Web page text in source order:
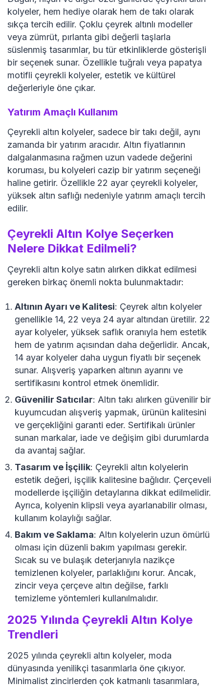
kolyeler, hem hediye olarak hem de takı olarak
sıkça tercih edilir. Çoklu çeyrek altınlı modeller
veya zümrüt, pırlanta gibi değerli taşlarla
süslenmiş tasarımlar, bu tür etkinliklerde gösterişli
bir seçenek sunar. Özellikle tuğralı veya papatya
motifli çeyrekli kolyeler, estetik ve kültürel
değerleriyle öne çıkar.
Yatırım Amaçlı Kullanım
Çeyrekli altın kolyeler, sadece bir takı değil, aynı
zamanda bir yatırım aracıdır. Altın fiyatlarının
dalgalanmasına rağmen uzun vadede değerini
koruması, bu kolyeleri cazip bir yatırım seçeneği
haline getirir. Özellikle 22 ayar çeyrekli kolyeler,
yüksek altın saflığı nedeniyle yatırım amaçlı tercih
edilir.
Çeyrekli Altın Kolye Seçerken
Nelere Dikkat Edilmeli?
Çeyrekli altın kolye satın alırken dikkat edilmesi
gereken birkaç önemli nokta bulunmaktadır:
Altının Ayarı ve Kalitesi: Çeyrek altın kolyeler
genellikle 14, 22 veya 24 ayar altından üretilir. 22
ayar kolyeler, yüksek saflık oranıyla hem estetik
hem de yatırım açısından daha değerlidir. Ancak,
14 ayar kolyeler daha uygun fiyatlı bir seçenek
sunar. Alışveriş yaparken altının ayarını ve
sertifikasını kontrol etmek önemlidir.
Güvenilir Satıcılar: Altın takı alırken güvenilir bir
kuyumcudan alışveriş yapmak, ürünün kalitesini
ve gerçekliğini garanti eder. Sertifikalı ürünler
sunan markalar, iade ve değişim gibi durumlarda
da avantaj sağlar.
Tasarım ve İşçilik: Çeyrekli altın kolyelerin
estetik değeri, işçilik kalitesine bağlıdır. Çerçeveli
modellerde işçiliğin detaylarına dikkat edilmelidir.
Ayrıca, kolyenin klipsli veya ayarlanabilir olması,
kullanım kolaylığı sağlar.
Bakım ve Saklama: Altın kolyelerin uzun ömürlü
olması için düzenli bakım yapılması gerekir.
Sıcak su ve bulaşık deterjanıyla nazikçe
temizlenen kolyeler, parlaklığını korur. Ancak,
zincir veya çerçeve altın değilse, farklı
temizleme yöntemleri kullanılmalıdır.
2025 Yılında Çeyrekli Altın Kolye
Trendleri
2025 yılında çeyrekli altın kolyeler, moda
dünyasında yenilikçi tasarımlarla öne çıkıyor.
Minimalist zincirlerden çok katmanlı tasarımlara,